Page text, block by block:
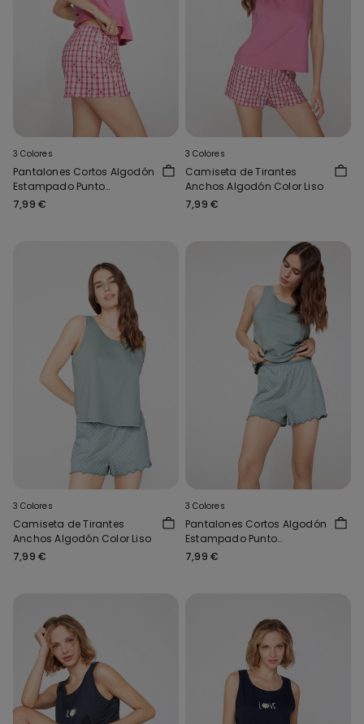
3 Colores
Pantalones Cortos Algodón
Estampado Punto
Festoneado
7,99 €
3 Colores
Camiseta de Tirantes
Anchos Algodón Color Liso
7,99 €
3 Colores
Camiseta de Tirantes
Anchos Algodón Color Liso
7,99 €
3 Colores
Pantalones Cortos Algodón
Estampado Punto
Festoneado
7,99 €